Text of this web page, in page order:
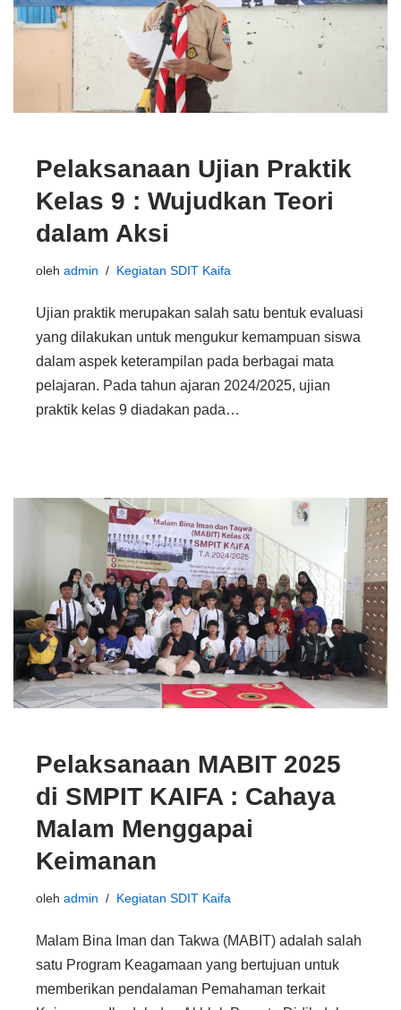
Pelaksanaan Ujian Praktik
Kelas 9 : Wujudkan Teori
dalam Aksi
oleh admin Kegiatan SDIT Kaifa
Ujian praktik merupakan salah satu bentuk evaluasi
yang dilakukan untuk mengukur kemampuan siswa
dalam aspek keterampilan pada berbagai mata
pelajaran. Pada tahun ajaran 2024/2025, ujian
praktik kelas 9 diadakan pada…
Pelaksanaan MABIT 2025
di SMPIT KAIFA : Cahaya
Malam Menggapai
Keimanan
oleh admin Kegiatan SDIT Kaifa
Malam Bina Iman dan Takwa (MABIT) adalah salah
satu Program Keagamaan yang bertujuan untuk
memberikan pendalaman Pemahaman terkait